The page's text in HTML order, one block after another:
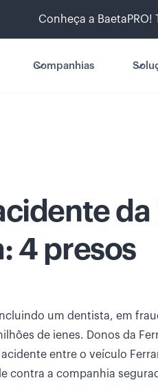
Conheça a
Companhias
4 presos
um dentista, em
de ienes. Donos da
entre o veículo
contra a companhia